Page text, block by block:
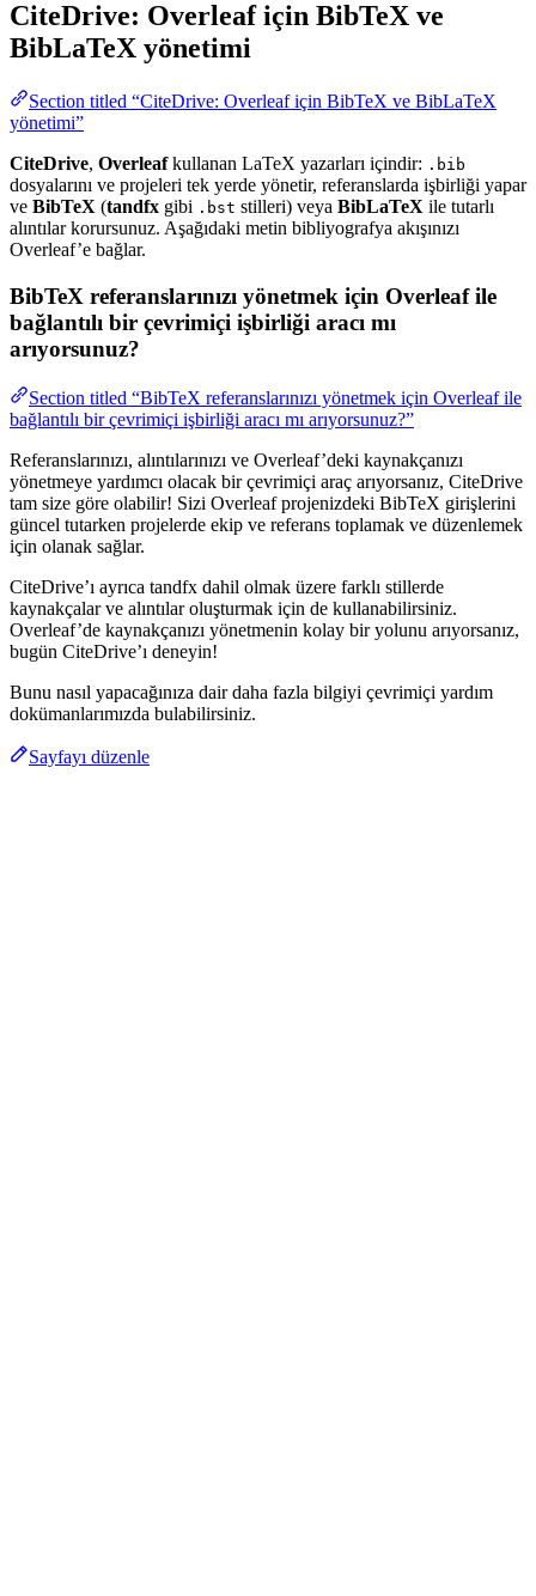
CiteDrive: Overleaf için BibTeX ve
BibLaTeX yönetimi
Section titled “CiteDrive: Overleaf için BibTeX ve BibLaTeX
yönetimi”
CiteDrive, Overleafkullanan LaTeX yazarları içindir: .bib
dosyalarını ve projeleri tek yerde yönetir, referanslarda işbirliği yapar
ve BibTeX (tandfx gibi .bst stilleri) veya BibLaTeX ile tutarlı
alıntılar korursunuz. Aşağıdaki metin bibliyografya akışınızı
Overleaf’e bağlar.
BibTeX referanslarınızı yönetmek için Overleaf ile
bağlantılı bir çevrimiçi işbirliği aracı mı
arıyorsunuz?
Section titled “BibTeX referanslarınızı yönetmek için Overleaf ile
bağlantılı bir çevrimiçi işbirliği aracı mı arıyorsunuz?”
Referanslarınızı, alıntılarınızı ve Overleaf’deki kaynakçanızı
yönetmeye yardımcı olacak bir çevrimiçi araç arıyorsanız, CiteDrive
tam size göre olabilir! Sizi Overleaf projenizdeki BibTeX girişlerini
güncel tutarken projelerde ekip ve referans toplamak ve düzenlemek
için olanak sağlar.
CiteDrive’ı ayrıca tandfx dahil olmak üzere farklı stillerde
kaynakçalar ve alıntılar oluşturmak için de kullanabilirsiniz.
Overleaf’de kaynakçanızı yönetmenin kolay bir yolunu arıyorsanız,
bugün CiteDrive’ı deneyin!
Bunu nasıl yapacağınıza dair daha fazla bilgiyi çevrimiçi yardım
dokümanlarımızda bulabilirsiniz.
Sayfayı düzenle